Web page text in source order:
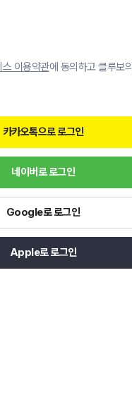
이용약관에 동의하고 클루보의
카카오톡으로 로그인
네이버로 로그인
Google로 로그인
Apple로 로그인